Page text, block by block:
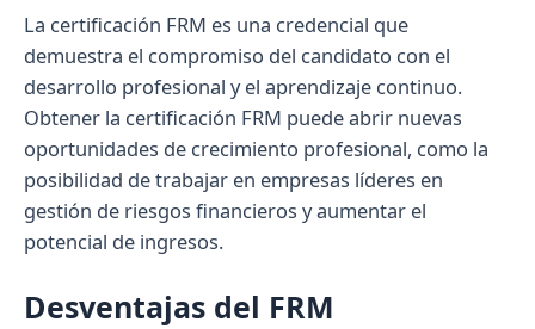
La certificación FRM es una credencial que
demuestra el compromiso del candidato con el
desarrollo profesional y el aprendizaje continuo.
Obtener la certificación FRM puede abrir nuevas
oportunidades de crecimiento profesional, como la
posibilidad de trabajar en empresas líderes en
gestión de riesgos financieros y aumentar el
potencial de ingresos.
Desventajas del FRM